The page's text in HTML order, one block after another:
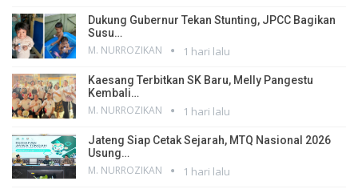
Dukung Gubernur Tekan Stunting, JPCC Bagikan
Susu…
M. NURROZIKAN 1 hari lalu
Kaesang Terbitkan SK Baru, Melly Pangestu
Kembali…
M. NURROZIKAN 1 hari lalu
Jateng Siap Cetak Sejarah, MTQ Nasional 2026
Usung…
M. NURROZIKAN 1 hari lalu